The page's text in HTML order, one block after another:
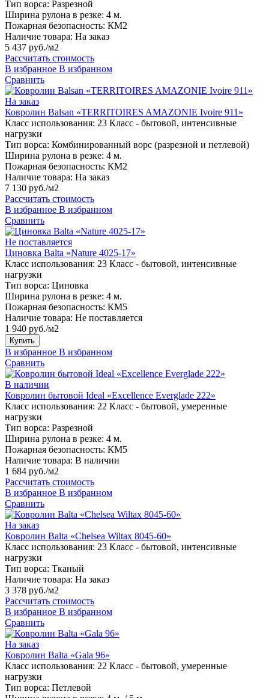
Тип ворса: Разрезной
Ширина рулона в резке: 4 м.
Пожарная безопасность: КМ2
Наличие товара: На заказ
5 437 руб./м2
Рассчитать стоимость
В избранное В избранном
Сравнить
На заказ
Ковролин Balsan «TERRITOIRES AMAZONIE Ivoire 911»
Класс использования: 23 Класс - бытовой, интенсивные
нагрузки
Тип ворса: Комбинированный ворс (разрезной и петлевой)
Ширина рулона в резке: 4 м.
Пожарная безопасность: КМ2
Наличие товара: На заказ
7 130 руб./м2
Рассчитать стоимость
В избранное В избранном
Сравнить
Не поставляется
Циновка Balta «Nature 4025-17»
Класс использования: 23 Класс - бытовой, интенсивные
нагрузки
Тип ворса: Циновка
Ширина рулона в резке: 4 м.
Пожарная безопасность: КМ5
Наличие товара: Не поставляется
1 940 руб./м2
Купить
В избранное В избранном
Сравнить
В наличии
Ковролин бытовой Ideal «Excellence Everglade 222»
Класс использования: 22 Класс - бытовой, умеренные
нагрузки
Тип ворса: Разрезной
Ширина рулона в резке: 4 м.
Пожарная безопасность: КМ5
Наличие товара: В наличии
1 684 руб./м2
Рассчитать стоимость
В избранное В избранном
Сравнить
На заказ
Ковролин Balta «Chelsea Wiltax 8045-60»
Класс использования: 23 Класс - бытовой, интенсивные
нагрузки
Тип ворса: Тканый
Наличие товара: На заказ
3 378 руб./м2
Рассчитать стоимость
В избранное В избранном
Сравнить
На заказ
Ковролин Balta «Gala 96»
Класс использования: 22 Класс - бытовой, умеренные
нагрузки
Тип ворса: Петлевой